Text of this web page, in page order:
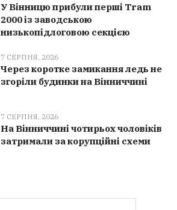
У Вінницю прибули перші Tram
2000 із заводською
низькопідлоговою секцією
7 СЕРПНЯ, 2026
Через коротке замикання ледь не
згоріли будинки на Вінниччині
7 СЕРПНЯ, 2026
На Вінниччині чотирьох чоловіків
затримали за корупційні схеми